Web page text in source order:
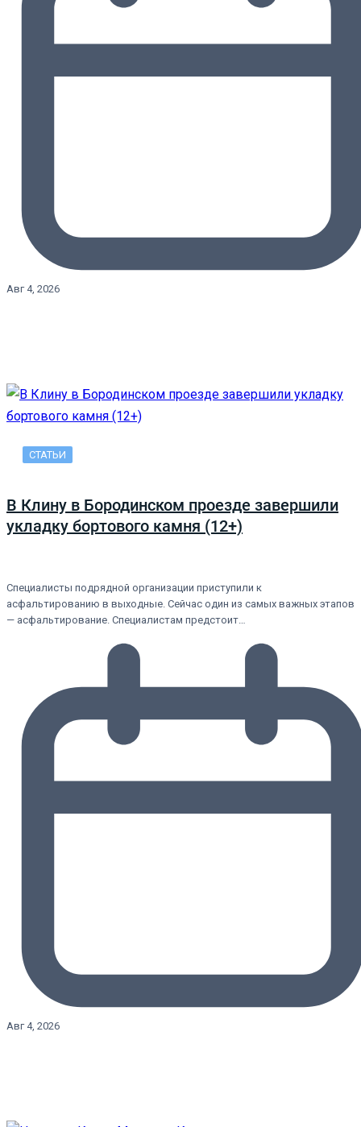
Авг 4, 2026
СТАТЬИ
В Клину в Бородинском проезде завершили
укладку бортового камня (12+)
Специалисты подрядной организации приступили к
асфальтированию в выходные. Сейчас один из самых важных этапов
— асфальтирование. Специалистам предстоит…
Авг 4, 2026